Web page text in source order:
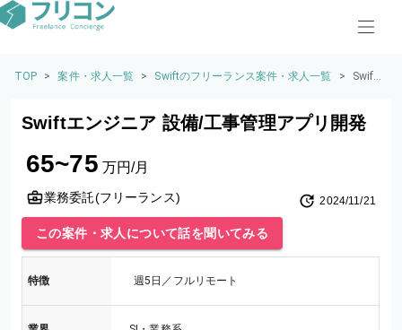
TOP > 案件・求人一覧 > Swiftのフリーランス案件・求人一覧 >
Swift
ア 設
開発
Swiftエンジニア 設備/工事管理アプリ開発
65~75 万円/月
業務委託(フリーランス) 2024/11/21
この案件・求人について話を聞いてみる
特徴 週5日／フルリモート